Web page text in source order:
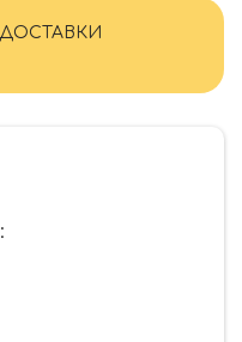
ДОСТАВКИ
: